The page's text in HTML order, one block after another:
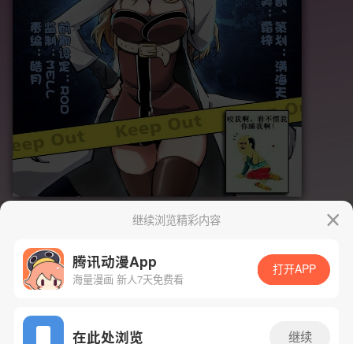
App免费看
继续浏览精彩内容
腾讯动漫App
海量漫画 新人7天免费看
打开APP
在此处浏览 继续